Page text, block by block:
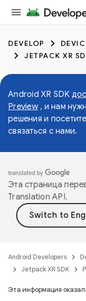
DEVELOP
JETPACK XR
Android XR SDK
Preview, и нам
решения и посетите
связаться с нами.
Эта страница
Translation API.
Android Developers
Jetpack XR SDK
Эта информация